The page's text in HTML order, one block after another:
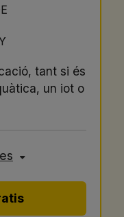
tant si és
un iot o